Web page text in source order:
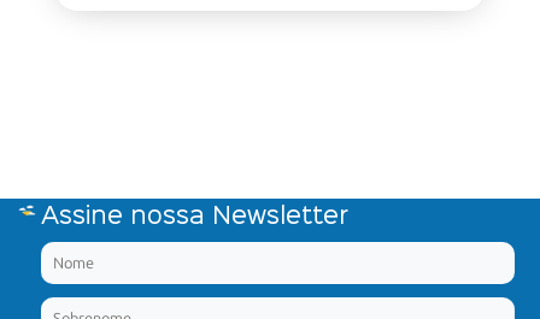
Assine nossa Newsletter